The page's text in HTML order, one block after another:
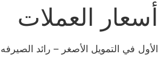
أسعار العملات
الأول في التمويل الأصغر – رائد الصيرفه